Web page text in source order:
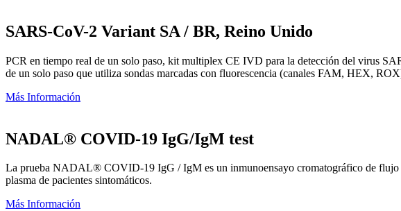
SARS-CoV-2 Variant SA / BR, Reino Unido
PCR en tiempo real de un solo paso, kit multiplex CE IVD para la detección del virus
de un solo paso que utiliza sondas marcadas con fluorescencia (canales FAM, HEX,
Más Información
NADAL® COVID-19 IgG/IgM test
La prueba NADAL® COVID-19 IgG / IgM es un inmunoensayo cromatográfico de flujo
plasma de pacientes sintomáticos.
Más Información